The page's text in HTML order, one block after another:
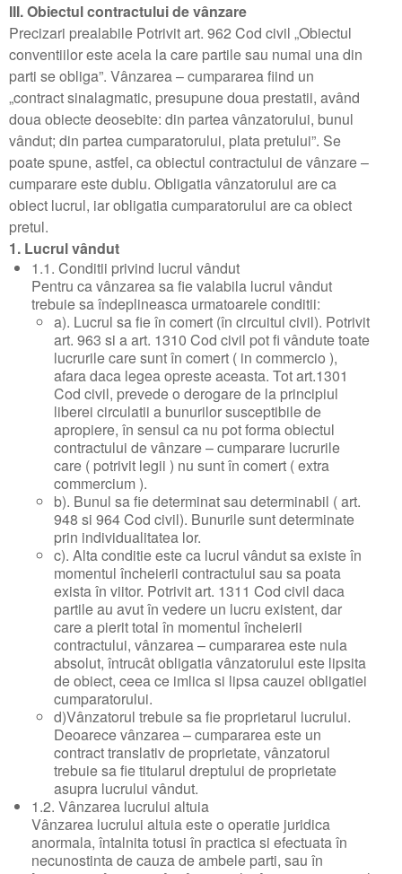
III. Obiectul contractului de vânzare
Precizari prealabile Potrivit art. 962 Cod civil „Obiectul
conventiilor este acela la care partile sau numai una din
parti se obliga”. Vânzarea – cumpararea fiind un
„contract sinalagmatic, presupune doua prestatii, având
doua obiecte deosebite: din partea vânzatorului, bunul
vândut; din partea cumparatorului, plata pretului”. Se
poate spune, astfel, ca obiectul contractului de vânzare –
cumparare este dublu. Obligatia vânzatorului are ca
obiect lucrul, iar obligatia cumparatorului are ca obiect
pretul.
1. Lucrul vândut
1.1. Conditii privind lucrul vândut
Pentru ca vânzarea sa fie valabila lucrul vândut
trebuie sa îndeplineasca urmatoarele conditii:
a). Lucrul sa fie în comert (în circuitul civil). Potrivit
art. 963 si a art. 1310 Cod civil pot fi vândute toate
lucrurile care sunt în comert ( in commercio ),
afara daca legea opreste aceasta. Tot art.1301
Cod civil, prevede o derogare de la principiul
liberei circulatii a bunurilor susceptibile de
apropiere, în sensul ca nu pot forma obiectul
contractului de vânzare – cumparare lucrurile
care ( potrivit legii ) nu sunt în comert ( extra
commercium ).
b). Bunul sa fie determinat sau determinabil ( art.
948 si 964 Cod civil). Bunurile sunt determinate
prin individualitatea lor.
c). Alta conditie este ca lucrul vândut sa existe în
momentul încheierii contractului sau sa poata
exista în viitor. Potrivit art. 1311 Cod civil daca
partile au avut în vedere un lucru existent, dar
care a pierit total în momentul încheierii
contractului, vânzarea – cumpararea este nula
absolut, întrucât obligatia vânzatorului este lipsita
de obiect, ceea ce imlica si lipsa cauzei obligatiei
cumparatorului.
d)Vânzatorul trebuie sa fie proprietarul lucrului.
Deoarece vânzarea – cumpararea este un
contract translativ de proprietate, vânzatorul
trebuie sa fie titularul dreptului de proprietate
asupra lucrului vândut.
1.2. Vânzarea lucrului altuia
Vânzarea lucrului altuia este o operatie juridica
anormala, întalnita totusi în practica si efectuata în
necunostinta de cauza de ambele parti, sau în